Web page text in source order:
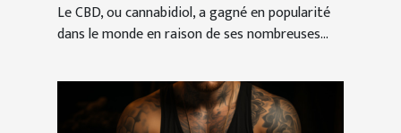
Le CBD, ou cannabidiol, a gagné en popularité
dans le monde en raison de ses nombreuses...